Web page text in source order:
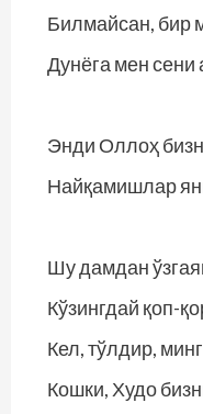
Билмайсан, бир
Дунёга мен
Энди Оллоҳ
Найқамишлар
Шу дамдан
Кўзингдай қоп-
Кел, тўлдир,
Кошки, Худо